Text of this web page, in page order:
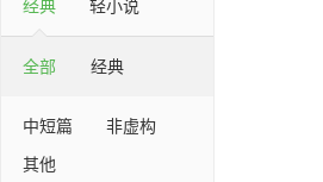
经典
轻小说
全部 经典
中短篇
非虚构
其他